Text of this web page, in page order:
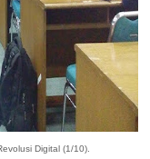
Digital (1/10).